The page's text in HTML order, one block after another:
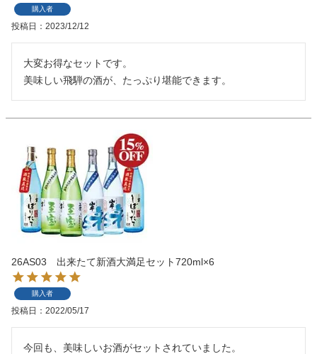
購入者
投稿日 2023/12/12
大変お得なセットです。
美味しい飛騨の酒が、たっぷり堪能できます。
26AS03 出来たて新酒大満足セット720ml×6
購入者
投稿日 2022/05/17
今回も、美味しいお酒がセットされていました。